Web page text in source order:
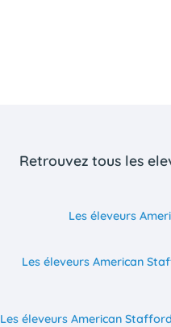
Retrouvez tous les
Les éleveurs
Les éleveurs American
Les éleveurs American